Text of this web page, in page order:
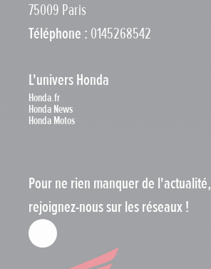
75009 Paris
Téléphone : 0145268542
L'univers Honda
Honda.fr
Honda News
Honda Motos
Pour ne rien manquer de l'actualité,
rejoignez-nous sur les réseaux !